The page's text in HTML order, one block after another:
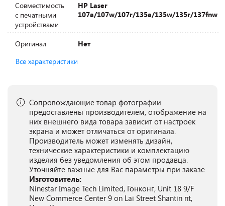
Совместимость
с печатными
устройствами
HP Laser
107a/107w/107r/135a/135w/135r/137fnw
Оригинал
Нет
Все характеристики
Сопровождающие товар фотографии
предоставлены производителем, отображение на
них внешнего вида товара зависит от настроек
экрана и может отличаться от оригинала.
Производитель может изменять дизайн,
технические характеристики и комплектацию
изделия без уведомления об этом продавца.
Уточняйте важные для Вас параметры при заказе.
Изготовитель:
Ninestar Image Tech Limited, Гонконг, Unit 18 9/F
New Commerce Center 9 on Lai Street Shantin nt,